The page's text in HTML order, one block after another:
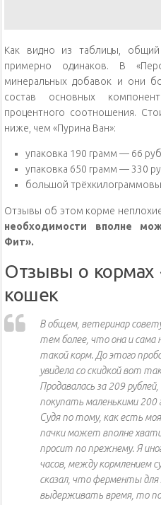
Как видно из таблицы, общий
примерно одинаков. В
минеральных добавок и они
состав основных
процентного соотношения.
ниже, чем «Пурина Ван»:
упаковка 190 грамм — 66
упаковка 650 грамм — 330
большой
Отзывы об этом корме
необходимости вполне
Фит».
Отзывы о кормах
кошек
В общем, ветеринар
тем более, что она и сама
такой корм. До этого
увидела со скидкой вот
Продавалась за 209
покупать маленькими 200
Судя по тому, как есть
пачки может вполне
просит по прежнему. Я
часов, между кормлением
сказал, что ферменты для
выдерживать время, то